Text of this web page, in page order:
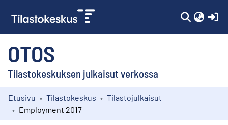
OTOS
Tilastokeskuksen julkaisut verkossa
Kokoelmat
Etusivu Tilastokeskus
Tilastojulkaisut
Employment 2017